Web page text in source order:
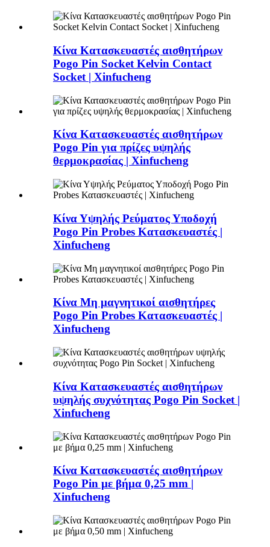
Κίνα Κατασκευαστές αισθητήρων
Pogo Pin Socket Kelvin Contact
Socket | Xinfucheng
Κίνα Κατασκευαστές αισθητήρων
Pogo Pin για πρίζες υψηλής
θερμοκρασίας | Xinfucheng
Κίνα Υψηλής Ρεύματος Υποδοχή
Pogo Pin Probes Κατασκευαστές |
Xinfucheng
Κίνα Μη μαγνητικοί αισθητήρες
Pogo Pin Probes Κατασκευαστές |
Xinfucheng
Κίνα Κατασκευαστές αισθητήρων
υψηλής συχνότητας Pogo Pin Socket |
Xinfucheng
Κίνα Κατασκευαστές αισθητήρων
Pogo Pin με βήμα 0,25 mm |
Xinfucheng